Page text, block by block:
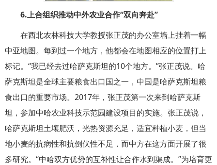
6.上合组织推动中外农业合作“双向奔赴”
在西北农林科技大学教授张正茂的办公室墙上挂着一幅
中亚地图。每到过一个地方，他都会在地图相应的位置打上
标记。“我已经去过哈萨克斯坦的10个地方。”张正茂说。哈
萨克斯坦是全球主要粮食出口国之一，中国是哈萨克斯坦粮
食出口的重要市场。2017年，张正茂第一次来到哈萨克斯
坦，参加中哈农业科技示范园建设项目的实施。张正茂说，
哈萨克斯坦土壤肥沃，光热资源充足，适宜种植小麦，但当
地小麦的抗病性和抗倒伏性不足，而中方在这方面开展了很
多研究。“中哈双方优势的互补性让合作水到渠成。”为培育更